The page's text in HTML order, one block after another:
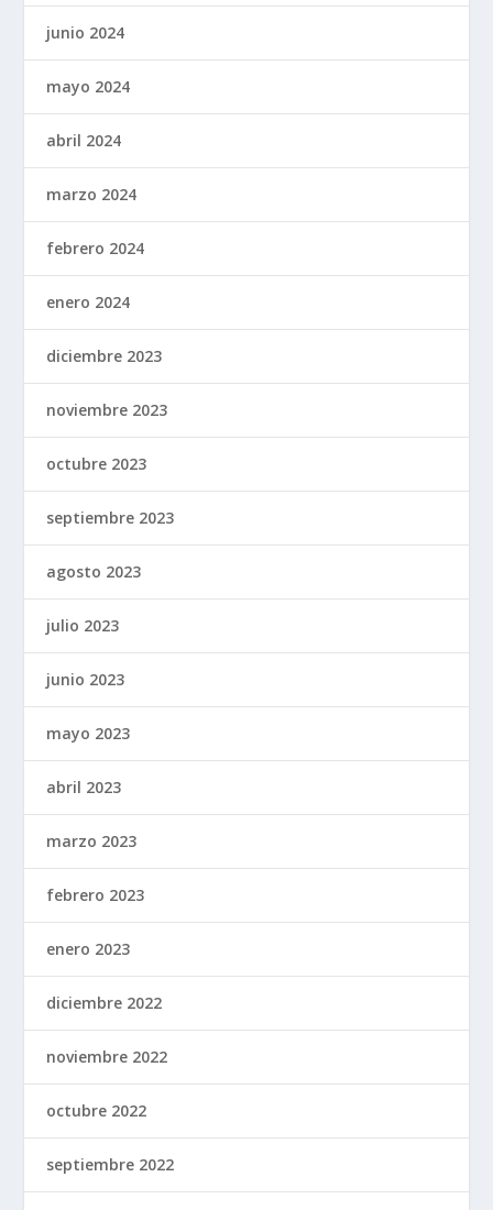
junio 2024
mayo 2024
abril 2024
marzo 2024
febrero 2024
enero 2024
diciembre 2023
noviembre 2023
octubre 2023
septiembre 2023
agosto 2023
julio 2023
junio 2023
mayo 2023
abril 2023
marzo 2023
febrero 2023
enero 2023
diciembre 2022
noviembre 2022
octubre 2022
septiembre 2022